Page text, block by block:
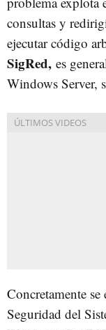
consultas y
ejecutar código
SigRed, es
Windows Server,
Concretamente
Seguridad del